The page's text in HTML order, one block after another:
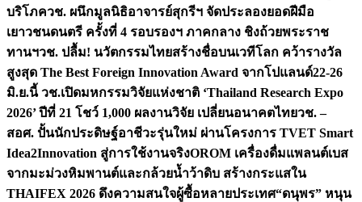
บริโภควช. ผนึกมูลนิธิอาจารย์สุกรีฯ จัดประลองยอดฝีมือ
เยาวชนดนตรี ครั้งที่ 4 รอบรองฯ ภาคกลาง ชิงถ้วยพระราช
ทานฯวช. ปลื้ม! นวัตกรรมไทยสร้างชื่อบนเวทีโลก คว้ารางวัล
สูงสุด The Best Foreign Innovation Award จากโปแลนด์22-26
มิ.ย.นี้ วช.เปิดมหกรรมวิจัยแห่งชาติ ‘Thailand Research Expo
2026’ ปีที่ 21 โชว์ 1,000 ผลงานวิจัย เปลี่ยนอนาคตไทยวช. –
สอศ. ปั้นนักประดิษฐ์อาชีวะรุ่นใหม่ ผ่านโครงการ TVET Smart
Idea2Innovation สู่การใช้งานจริงOROM เครื่องดื่มแพลนต์เบส
จากมะม่วงหิมพานต์และกล้วยน้ำว้าดิบ สร้างกระแสใน
THAIFEX 2026 ดึงความสนใจผู้ซื้อหลายประเทศ“ดนุพร” หนุน